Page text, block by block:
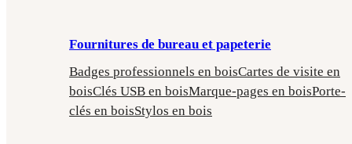
Fournitures de bureau et papeterie
Badges professionnels en boisCartes de visite en
boisClés USB en boisMarque-pages en boisPorte-
clés en boisStylos en bois